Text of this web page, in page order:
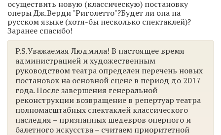
осуществить новую (классическую) постановку
оперы Дж.Верди "Риголетто"?Будет ли она на
русском языке (хотя-бы несколько спектаклей)?
Заранее спасибо!
P.S.Уважаемая Людмила! В настоящее время
администрацией и художественным
руководством театра определен перечень новых
постановок на основной сцене в период до 2017
года. После завершения генеральной
реконструкции возвращение в репертуар театра
полномасштабных спектаклей классического
наследия – признанных шедевров оперного и
балетного искусства – считаем приоритетной